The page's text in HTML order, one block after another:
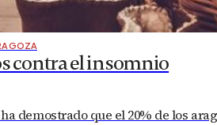
contra el insomnio
demostrado que el 20% de los